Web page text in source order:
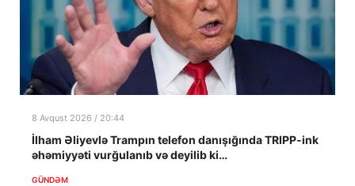
8 Avqust 2026 / 20:44
İlham Əliyevlə Trampın telefon danışığında TRIPP-ink
əhəmiyyəti vurğulanıb və deyilib ki…
GÜNDƏM